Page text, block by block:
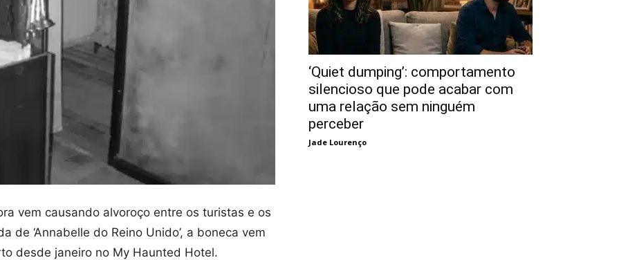
vem causando alvoroço entre os turistas e os
de ‘Annabelle do Reino Unido’, a boneca vem
desde janeiro no My Haunted Hotel.
‘Quiet dumping’: comportamento
silencioso que pode acabar com
uma relação sem ninguém
perceber
Jade Lourenço